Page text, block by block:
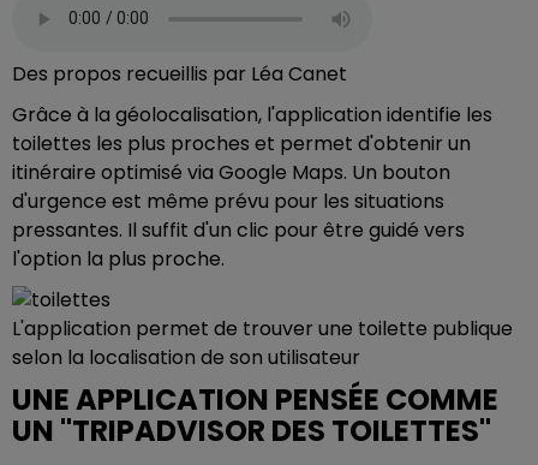
Des propos recueillis par Léa Canet
Grâce à la géolocalisation, l'application identifie les
toilettes les plus proches et permet d'obtenir un
itinéraire optimisé via Google Maps. Un bouton
d'urgence est même prévu pour les situations
pressantes. Il suffit d'un clic pour être guidé vers
l'option la plus proche.
L'application permet de trouver une toilette publique
selon la localisation de son utilisateur
UNE APPLICATION PENSÉE COMME
UN "TRIPADVISOR DES TOILETTES"